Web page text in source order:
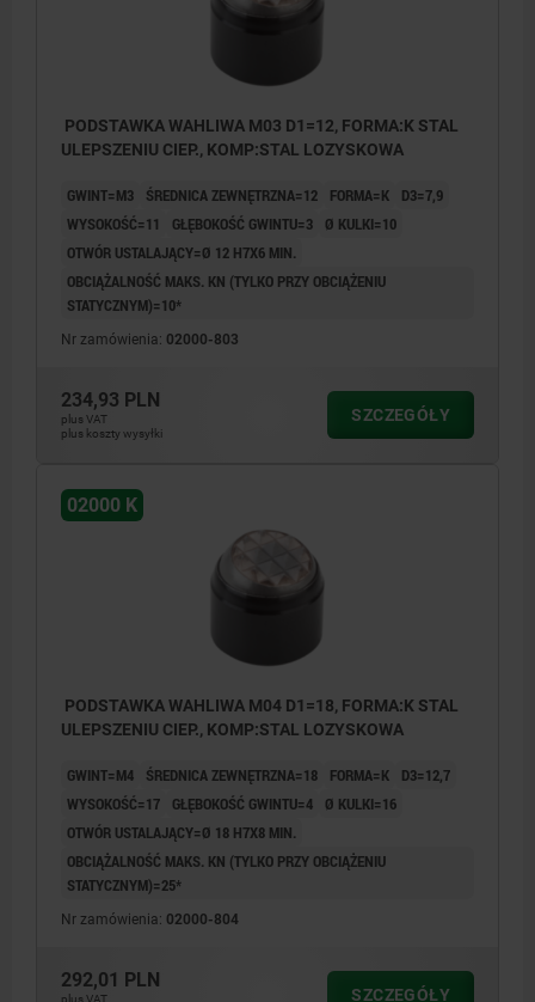
PODSTAWKA WAHLIWA M03 D1=12, FORMA:K STAL
ULEPSZENIU CIEP., KOMP:STAL LOZYSKOWA
GWINT=M3 ŚREDNICA ZEWNĘTRZNA=12 FORMA=K
D3=7,9
WYSOKOŚĆ=11
GŁĘBOKOŚĆ GWINTU=3
Ø KULKI=10
OTWÓR USTALAJĄCY=Ø 12 H7X6 MIN.
OBCIĄŻALNOŚĆ MAKS. KN (TYLKO PRZY OBCIĄŻENIU
STATYCZNYM)=10*
Nr zamówienia: 02000-803
234,93 PLN
plus VAT
plus koszty wysyłki
SZCZEGÓŁY
02000 K
PODSTAWKA WAHLIWA M04 D1=18, FORMA:K STAL
ULEPSZENIU CIEP., KOMP:STAL LOZYSKOWA
GWINT=M4 ŚREDNICA ZEWNĘTRZNA=18 FORMA=K
D3=12,7
WYSOKOŚĆ=17
GŁĘBOKOŚĆ GWINTU=4
Ø KULKI=16
OTWÓR USTALAJĄCY=Ø 18 H7X8 MIN.
OBCIĄŻALNOŚĆ MAKS. KN (TYLKO PRZY OBCIĄŻENIU
STATYCZNYM)=25*
Nr zamówienia: 02000-804
292,01 PLN
plus VAT SZCZEGÓŁY